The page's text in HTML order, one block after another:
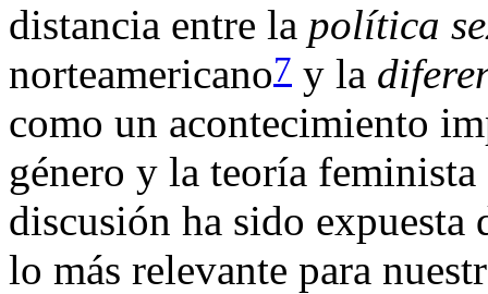
distancia entre la política
norteamericano7 y la
como un acontecimiento
género y la teoría
discusión ha sido expuesta
lo más relevante para